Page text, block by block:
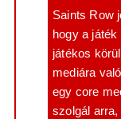
Saints Row
hogy a
játékos
mediára
egy core
szolgál arra,